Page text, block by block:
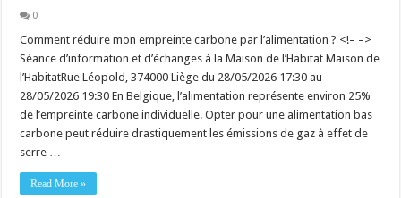
0
Comment réduire mon empreinte carbone par l’alimentation ? <!– –>
Séance d’information et d’échanges à la Maison de l’Habitat Maison de
l’HabitatRue Léopold, 374000 Liège du 28/05/2026 17:30 au
28/05/2026 19:30 En Belgique, l’alimentation représente environ 25%
de l’empreinte carbone individuelle. Opter pour une alimentation bas
carbone peut réduire drastiquement les émissions de gaz à effet de
serre …
Read More »